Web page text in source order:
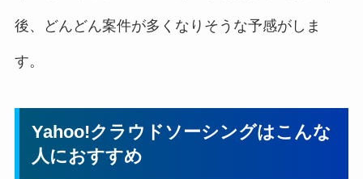
後、どんどん案件が多くなりそうな予感がしま
す。
Yahoo!クラウドソーシングはこんな
人におすすめ